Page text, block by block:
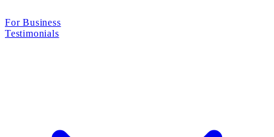
For Business
Testimonials